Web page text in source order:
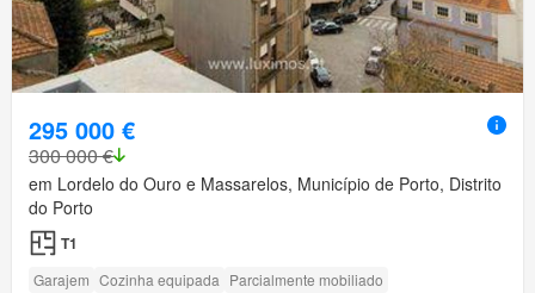
295 000 €
300 000 €
em Lordelo do Ouro e Massarelos, Município de Porto, Distrito
do Porto
T1
Garajem Cozinha equipada Parcialmente mobiliado